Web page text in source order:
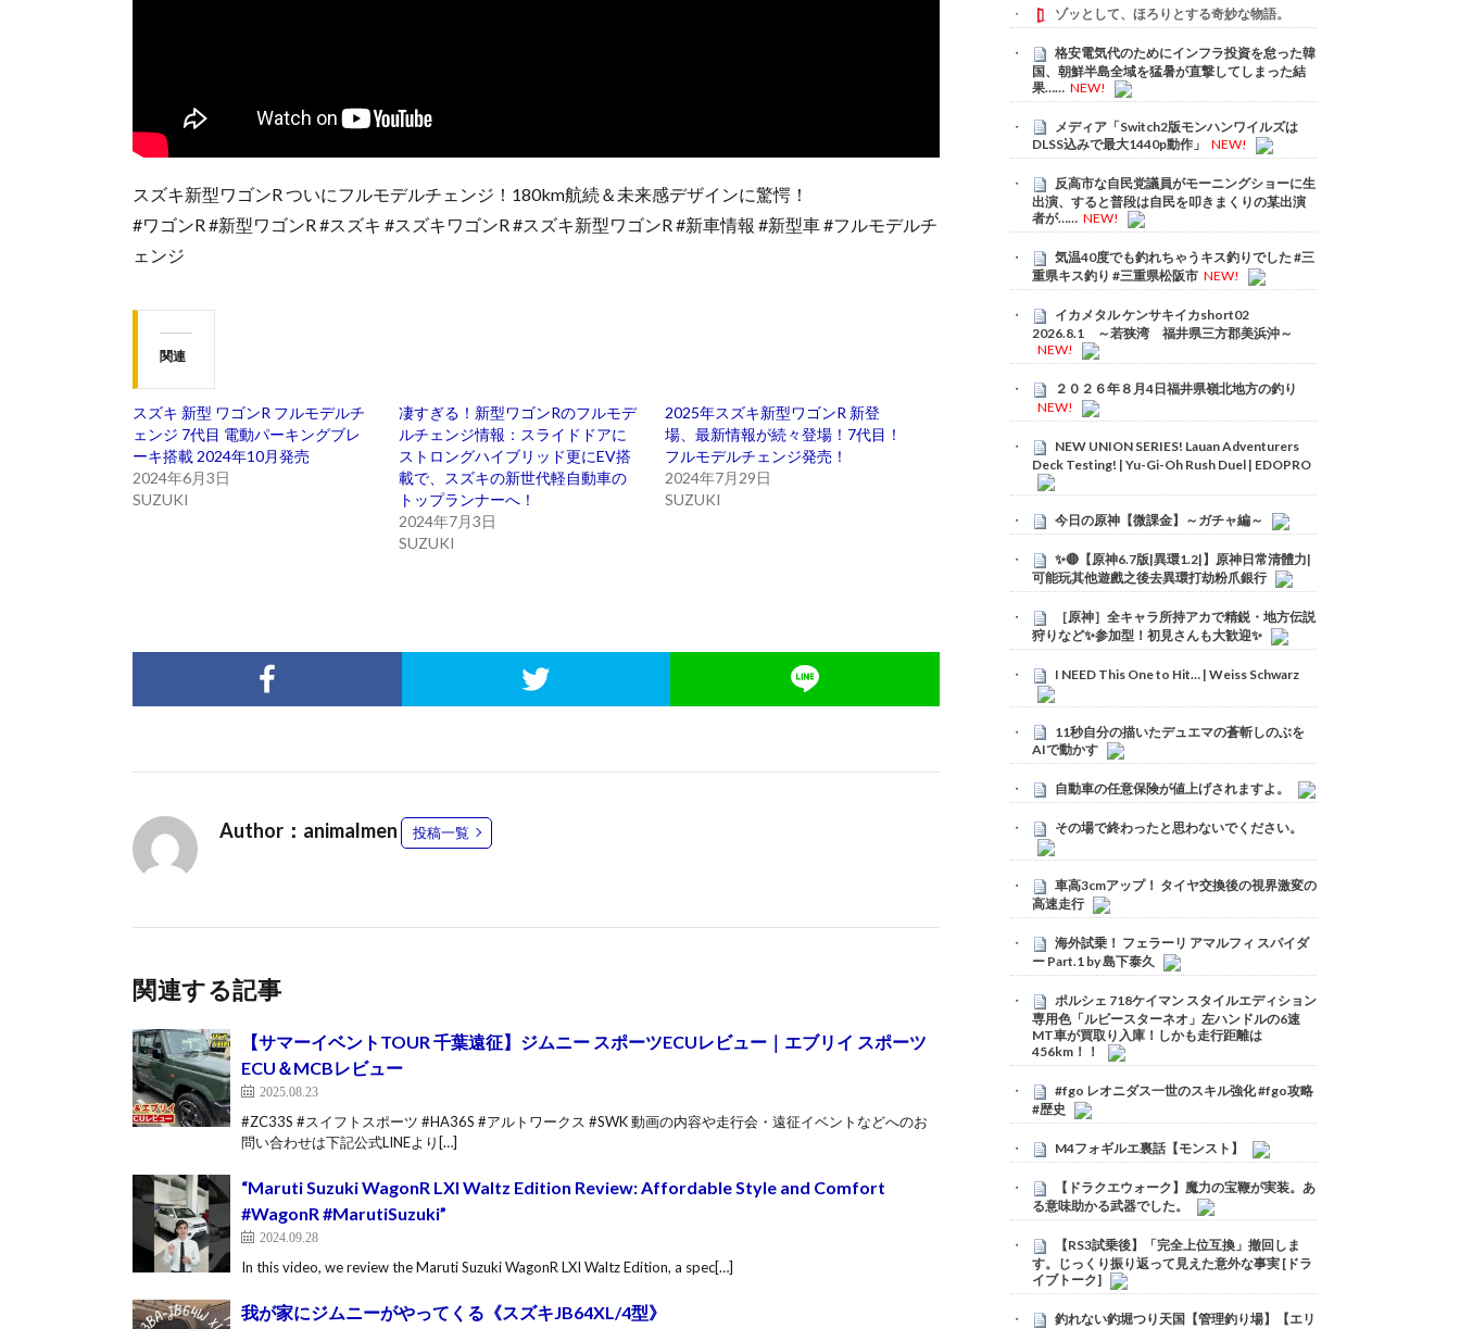
スズキ新型ワゴンR ついにフルモデルチェンジ！180km航続＆未来感デザインに驚愕！
#ワゴンR #新型ワゴンR #スズキ #スズキワゴンR #スズキ新型ワゴンR #新車情報 #新型車 #フルモデルチ
ェンジ
関連
スズキ 新型 ワゴンR フルモデルチ
ェンジ 7代目 電動パーキングブレ
ーキ搭載 2024年10月発売
2024年6月3日
SUZUKI
凄すぎる！新型ワゴンRのフルモデ
ルチェンジ情報：スライドドアに
ストロングハイブリッド更にEV搭
載で、スズキの新世代軽自動車の
トップランナーへ！
2024年7月3日
SUZUKI
2025年スズキ新型ワゴンR 新登
場、最新情報が続々登場！7代目！
フルモデルチェンジ発売！
2024年7月29日
SUZUKI
Author：animalmen 投稿一覧
関連する記事
【サマーイベントTOUR 千葉遠征】ジムニー スポーツECUレビュー｜エブリイ スポーツ
ECU＆MCBレビュー
2025.08.23
#ZC33S #スイフトスポーツ #HA36S #アルトワークス #SWK 動画の内容や走行会・遠征イベントなどへのお
問い合わせは下記公式LINEより[…]
“Maruti Suzuki WagonR LXI Waltz Edition Review: Affordable Style and Comfort
#WagonR #MarutiSuzuki”
2024.09.28
In this video, we review the Maruti Suzuki WagonR LXI Waltz Edition, a spec[…]
我が家にジムニーがやってくる《スズキJB64XL/4型》
ゾッとして、ほろりとする奇妙な物語。
格安電気代のためにインフラ投資を怠った韓
国、朝鮮半島全域を猛暑が直撃してしまった結
果…… NEW!
メディア「Switch2版モンハンワイルズは
DLSS込みで最大1440p動作」
NEW!
反高市な自民党議員がモーニングショーに生
出演、すると普段は自民を叩きまくりの某出演
者が…… NEW!
気温40度でも釣れちゃうキス釣りでした #三
重県キス釣り #三重県松阪市 NEW!
イカメタル ケンサキイカshort02
2026.8.1 ～若狭湾 福井県三方郡美浜沖～
NEW!
２０２６年８月4日福井県嶺北地方の釣り
NEW!
NEW UNION SERIES! Lauan Adventurers
Deck Testing! | Yu-Gi-Oh Rush Duel | EDOPRO
今日の原神【微課金】～ガチャ編～
✨🔴【原神6.7版|異環1.2|】原神日常清體力|
可能玩其他遊戲之後去異環打劫粉爪銀行
［原神］全キャラ所持アカで精鋭・地方伝説
狩りなど✨参加型！初見さんも大歓迎✨
I NEED This One to Hit… | Weiss Schwarz
11秒自分の描いたデュエマの蒼斬しのぶを
AIで動かす
自動車の任意保険が値上げされますよ。
その場で終わったと思わないでください。
車高3cmアップ！ タイヤ交換後の視界激変の
高速走行
海外試乗！ フェラーリ アマルフィ スパイダ
ー Part.1 by 島下泰久
ポルシェ 718ケイマン スタイルエディション
専用色「ルビースターネオ」左ハンドルの6速
MT車が買取り入庫！しかも走行距離は
456km！！
#fgo レオニダス一世のスキル強化 #fgo攻略
#歴史
M4フォギルエ裏話【モンスト】
【ドラクエウォーク】魔力の宝鞭が実装。あ
る意味助かる武器でした。
【RS3試乗後】「完全上位互換」撤回しま
す。じっくり振り返って見えた意外な事実 [ドラ
イブトーク]
釣れない釣堀つり天国【管理釣り場】【エリ